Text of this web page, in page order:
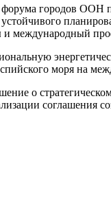
городов ООН
международный
моря на
о
соглашения